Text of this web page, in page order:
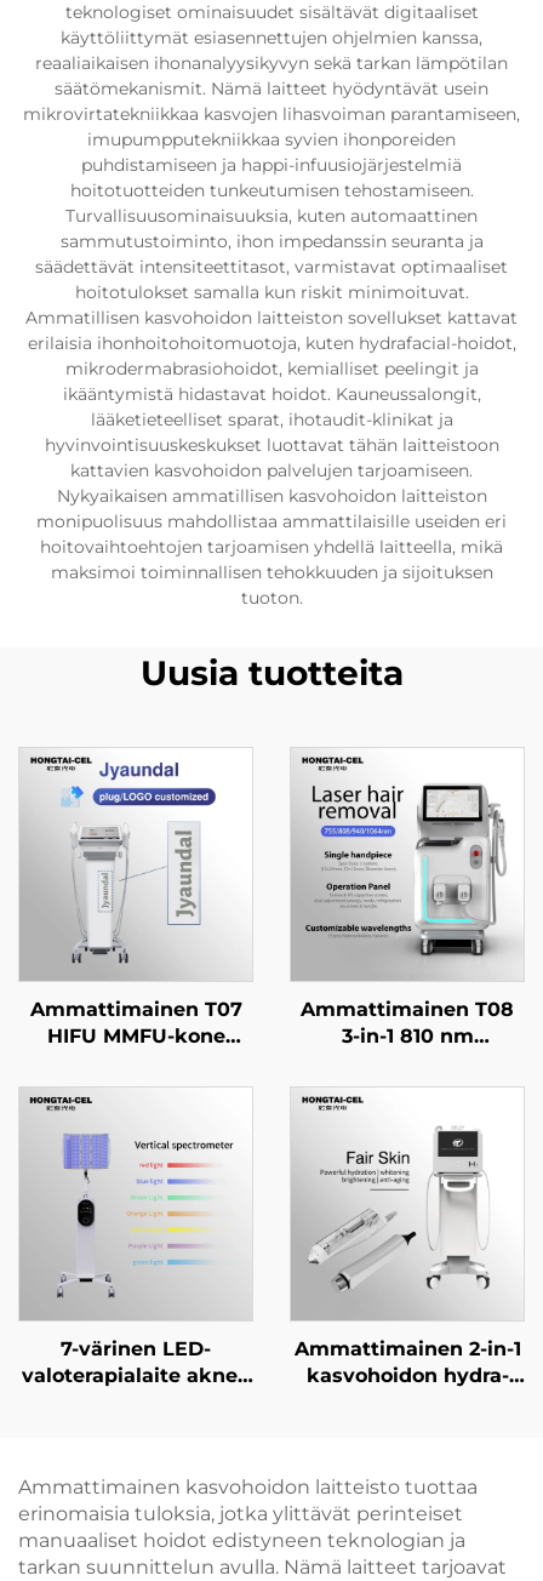
teknologiset ominaisuudet sisältävät digitaaliset
käyttöliittymät esiasennettujen ohjelmien kanssa,
reaaliaikaisen ihonanalyysikyvyn sekä tarkan lämpötilan
säätömekanismit. Nämä laitteet hyödyntävät usein
mikrovirtatekniikkaa kasvojen lihasvoiman parantamiseen,
imupumpputekniikkaa syvien ihonporeiden
puhdistamiseen ja happi-infuusiojärjestelmiä
hoitotuotteiden tunkeutumisen tehostamiseen.
Turvallisuusominaisuuksia, kuten automaattinen
sammutustoiminto, ihon impedanssin seuranta ja
säädettävät intensiteettitasot, varmistavat optimaaliset
hoitotulokset samalla kun riskit minimoituvat.
Ammatillisen kasvohoidon laitteiston sovellukset kattavat
erilaisia ihonhoitohoitomuotoja, kuten hydrafacial-hoidot,
mikrodermabrasiohoidot, kemialliset peelingit ja
ikääntymistä hidastavat hoidot. Kauneussalongit,
lääketieteelliset sparat, ihotaudit-klinikat ja
hyvinvointisuuskeskukset luottavat tähän laitteistoon
kattavien kasvohoidon palvelujen tarjoamiseen.
Nykyaikaisen ammatillisen kasvohoidon laitteiston
monipuolisuus mahdollistaa ammattilaisille useiden eri
hoitovaihtoehtojen tarjoamisen yhdellä laitteella, mikä
maksimoi toiminnallisen tehokkuuden ja sijoituksen
tuoton.
Uusia tuotteita
Ammattimainen T07
HIFU MMFU-kone
nostaminen,
kiristäminen,
ikääntymisen
estäminen ja ryppyjen
poisto, hieronta- ja
kauneuslaitteisto
Ammattimainen T08
3-in-1 810 nm
karvanpoistokone,
kaksinkäsitteinen,
6/12×12 / 12×24 mm
kohdealue kasvoille ja
keholle, hieronta- ja
kauneuslaitteisto,
säädettävä 755, 808 ja
1064 nm -
7-värinen LED-
valoterapialaite aknen
vaalentamiseen
ammattimaiseen
käyttöön
Ammattimainen 2-in-1
kasvohoidon hydra-
korkeapaineisella
suihkulla,
kauneussalongin
laitteisto
Ammattimainen kasvohoidon laitteisto tuottaa
erinomaisia tuloksia, jotka ylittävät perinteiset
manuaaliset hoidot edistyneen teknologian ja
tarkan suunnittelun avulla. Nämä laitteet tarjoavat